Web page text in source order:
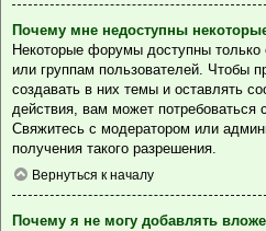
Почему мне недоступны
Некоторые форумы доступны
или группам пользователей. Чтобы
создавать в них темы и оставлять
действия, вам может потребоваться
Свяжитесь с модератором или
получения такого разрешения.
Вернуться к началу
Почему я не могу добавлять